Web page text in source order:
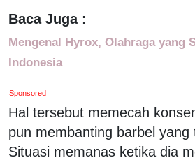
Baca Juga :
Mengenal Hyrox, Olahraga yang
Indonesia
Sponsored
Hal tersebut memecah
pun membanting barbel yang
Situasi memanas ketika dia